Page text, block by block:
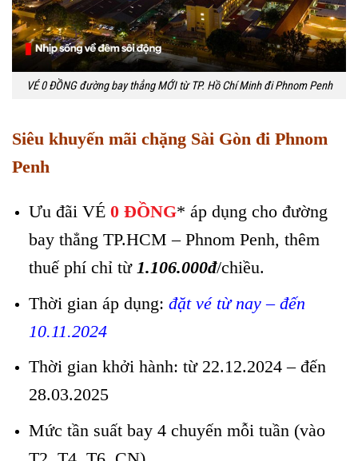
VÉ 0 ĐỒNG đường bay thẳng MỚI từ TP. Hồ Chí Minh đi Phnom Penh
Siêu khuyến mãi chặng Sài Gòn đi Phnom
Penh
Ưu đãi VÉ 0 ĐỒNG* áp dụng cho đường
bay thẳng TP.HCM – Phnom Penh, thêm
thuế phí chỉ từ 1.106.000đ/chiều.
Thời gian áp dụng: đặt vé từ nay – đến
10.11.2024
Thời gian khởi hành: từ 22.12.2024 – đến
28.03.2025
Mức tần suất bay 4 chuyến mỗi tuần (vào